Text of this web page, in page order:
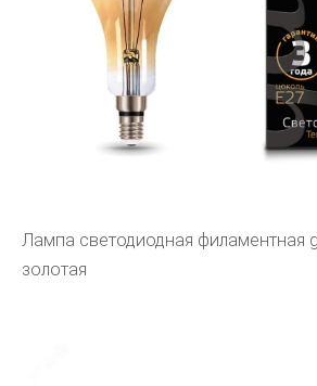
Лампа светодиодная филаментная
золотая